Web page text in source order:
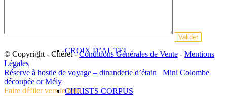
CROIX D’AUTEL
CHRISTS CORPUS
© Copyright - Chéret -Conditions Générales de Vente - Mentions
Légales
Réserve à hostie de voyage – dinanderie d’étain
Mini Colombe
découpée or Mély
Faire défiler vers le haut